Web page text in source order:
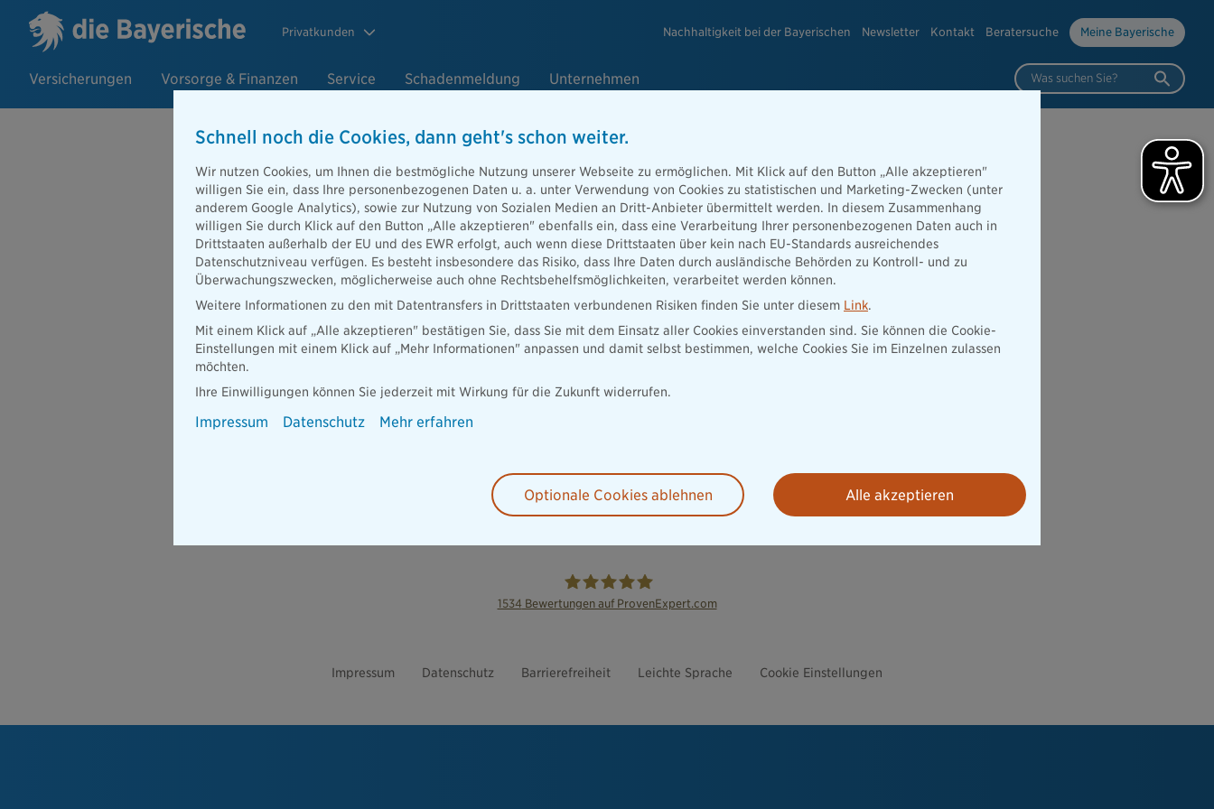
Privatkunden Nachhaltigkeit bei der Bayerischen Newsletter Kontakt Beratersuche Meine Bayerische
Versicherungen Vorsorge & Finanzen Service Schadenmeldung Unternehmen Was suchen Sie?
Beraterportal Karriere Presse Ratgeber Lob & Kritik
1534 Bewertungen auf ProvenExpert.com
Impressum Datenschutz Barrierefreiheit Leichte Sprache Cookie Einstellungen
Schnell noch die Cookies, dann geht's schon weiter.
Wir nutzen Cookies, um Ihnen die bestmögliche Nutzung unserer Webseite zu ermöglichen. Mit Klick auf den Button „Alle akzeptieren"
willigen Sie ein, dass Ihre personenbezogenen Daten u. a. unter Verwendung von Cookies zu statistischen und Marketing-Zwecken (unter
anderem Google Analytics), sowie zur Nutzung von Sozialen Medien an Dritt-Anbieter übermittelt werden. In diesem Zusammenhang
willigen Sie durch Klick auf den Button „Alle akzeptieren" ebenfalls ein, dass eine Verarbeitung Ihrer personenbezogenen Daten auch in
Drittstaaten außerhalb der EU und des EWR erfolgt, auch wenn diese Drittstaaten über kein nach EU-Standards ausreichendes
Datenschutzniveau verfügen. Es besteht insbesondere das Risiko, dass Ihre Daten durch ausländische Behörden zu Kontroll- und zu
Überwachungszwecken, möglicherweise auch ohne Rechtsbehelfsmöglichkeiten, verarbeitet werden können.
Weitere Informationen zu den mit Datentransfers in Drittstaaten verbundenen Risiken finden Sie unter diesem Link.
Mit einem Klick auf „Alle akzeptieren" bestätigen Sie, dass Sie mit dem Einsatz aller Cookies einverstanden sind. Sie können die Cookie-
Einstellungen mit einem Klick auf „Mehr Informationen" anpassen und damit selbst bestimmen, welche Cookies Sie im Einzelnen zulassen
möchten.
Ihre Einwilligungen können Sie jederzeit mit Wirkung für die Zukunft widerrufen.
Impressum Datenschutz Mehr erfahren
Optionale Cookies ablehnen Alle akzeptieren